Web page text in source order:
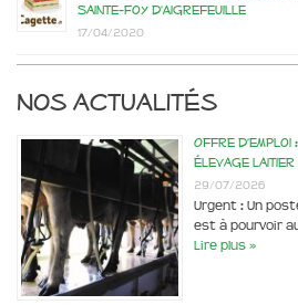
Sainte-Foy d’Aigrefeuille
17/04/2020
Nos actualités
Offre d’emploi
élevage laitier
29/07/2026
Urgent : Un
est à pourvoir
Lire plus »